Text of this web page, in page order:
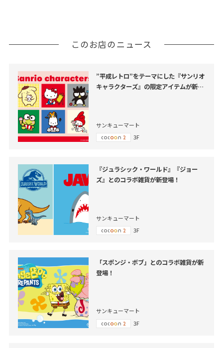
このお店のニュース
”平成レトロ”をテーマにした『サンリオ
キャラクターズ』の限定アイテムが新登
サンキューマート
3F
『ジュラシック・ワールド』『ジョー
ズ』とのコラボ雑貨が新登場！
サンキューマート
3F
「スポンジ・ボブ」とのコラボ雑貨が新
登場！
サンキューマート
3F